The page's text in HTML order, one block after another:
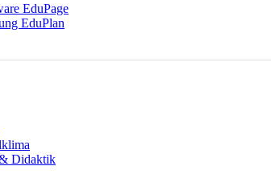
EduPage
EduPlan
Didaktik